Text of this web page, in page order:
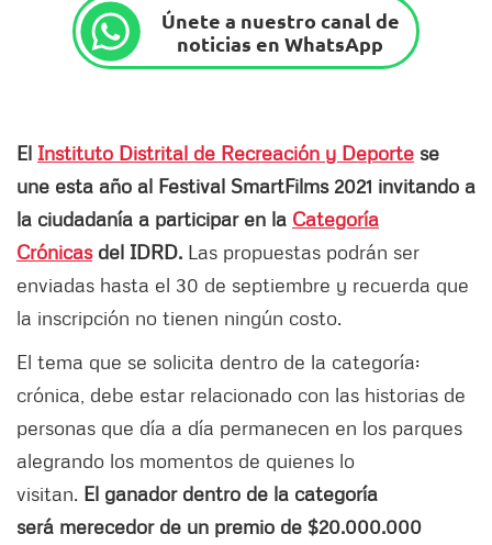
Únete a nuestro canal de
noticias en WhatsApp
El Instituto Distrital de Recreación y Deporte se
une esta año al Festival SmartFilms 2021 invitando a
la ciudadanía a participar en la Categoría
Crónicasdel IDRD. Las propuestas podrán ser
enviadas hasta el 30 de septiembre y recuerda que
la inscripción no tienen ningún costo.
El tema que se solicita dentro de la categoría:
crónica, debe estar relacionado con las historias de
personas que día a día permanecen en los parques
alegrando los momentos de quienes lo
visitan. El ganador dentro de la categoría
será merecedor de un premio de $20.000.000